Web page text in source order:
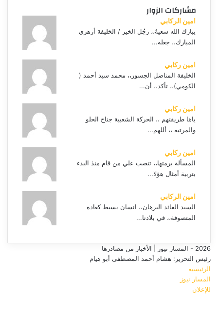
مشاركات الزوار
امين الركابي
يبارك الله سعيهُ،، رجُل الخير / الخليفة أزهري
المبارك،، جعله...
امين ركابي
الخليفة المناضل الجسور،، محمد سيد أحمد (
الكومي)،، تأكد،، أن...
امين ركابي
ياها طريقتهم ،، الحركة الشعبية جناح الحلو
والمرتبة ،، أللهم...
امين ركابي
المسألة برمتها،، تنصب علي من قام منذ البدء
بتربية أمثال هؤلا...
امين الركابي
السيد القائد البرهان،، انسان بسيط كعادة
المتصوفة،، في بلادنا...
2026 - المسار نيوز | الأخبار من مصادرها
رئيس التحرير: هشام أحمد المصطفى أبو هيام
الرئيسية
المسار نيوز
للإعلان